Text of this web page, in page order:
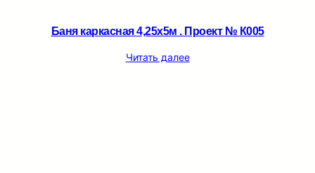
Баня каркасная 4,25х5м . Проект № К005
Читать далее